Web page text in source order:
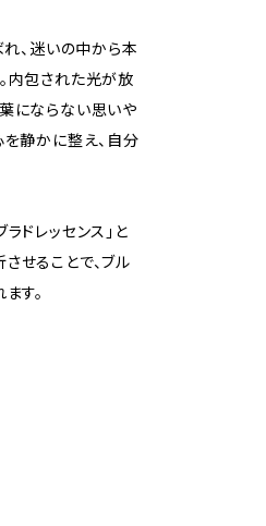
れ、迷いの中から本
内包された光が放
にならない思いや
を静かに整え、自分
ドレッセンス」と
せることで、ブル
す。